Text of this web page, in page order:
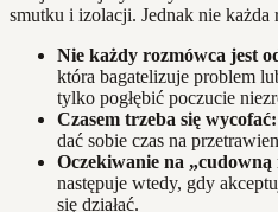
smutku i izolacji. Jednak nie każda
Nie każdy rozmówca jest
która bagatelizuje problem
tylko pogłębić poczucie
Czasem trzeba się wycofać:
dać sobie czas na
Oczekiwanie na „cudowną
następuje wtedy, gdy
się działać.